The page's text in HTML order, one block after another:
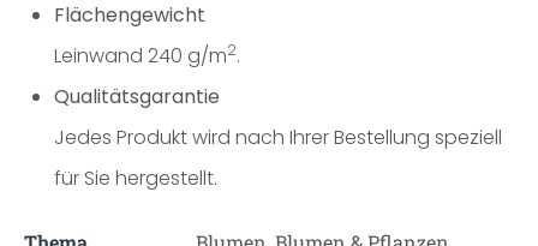
Flächengewicht
Leinwand 240 g/m2.
Qualitätsgarantie
Jedes Produkt wird nach Ihrer Bestellung speziell
für Sie hergestellt.